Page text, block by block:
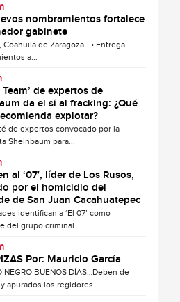
nombramientos fortalece
gabinete
de Zaragoza.- • Entrega
a...
Team’ de expertos de
da el sí al fracking: ¿Qué
explotar?
de expertos convocado por la
Sheinbaum para...
al ‘07′, líder de Los Rusos,
por el homicidio del
de San Juan Cacahuatepec
identifican a ‘El 07’ como
del grupo criminal...
Por: Mauricio García
NEGRO BUENOS DÍAS…Deben de
apurados los regidores...